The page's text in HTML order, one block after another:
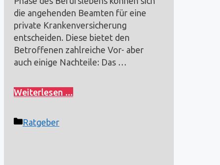
die angehenden Beamten für eine
private Krankenversicherung
entscheiden. Diese bietet den
Betroffenen zahlreiche Vor- aber
auch einige Nachteile: Das …
Weiterlesen …
Kategorien
Ratgeber